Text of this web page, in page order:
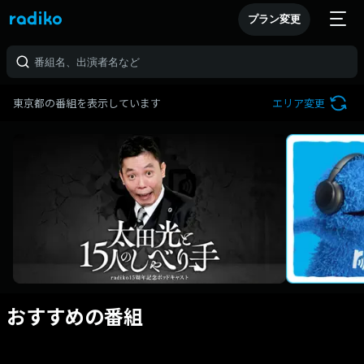
プラン変更
東京都の番組を表示しています エリア変更
おすすめの番組